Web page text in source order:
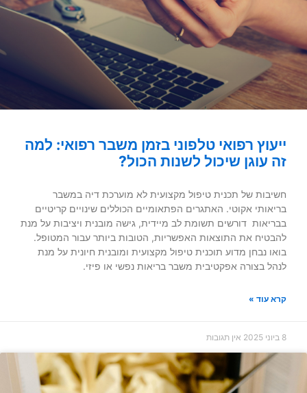
ייעוץ רפואי טלפוני בזמן משבר רפואי: למה
זה עוגן שיכול לשנות הכול?
חשיבות של תכנית טיפול מקצועית לא מוערכת דיה במשבר
בריאותי אקוטי. האתגרים הפתאומיים הכוללים שינויים קריטיים
בבריאות דורשים תשומת לב מיידית, גישה מובנית ויציבות על מנת
להבטיח את התוצאות האפשריות, הטובות ביותר עבור המטופל.
בואו נבחן מדוע תוכנית טיפול מקצועית ומובנית חיונית על מנת
לנהל בצורה אפקטיבית משבר בריאות נפשי או פיזי.
קרא עוד »
8 ביוני 2025 אין תגובות